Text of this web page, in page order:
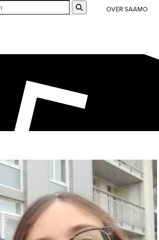
OVER SAAMO